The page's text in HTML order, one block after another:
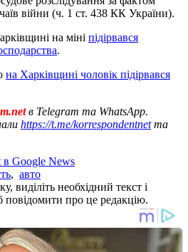
війни (ч. 1 ст. 438 КК України).
на міні підірвався
.
на Харківщині чоловік підірвався
в Telegram та WhatsApp.
https://t.me/korrespondentnetта
в Google News
, авто
виділіть необхідний текст і
повідомити про це редакцію.